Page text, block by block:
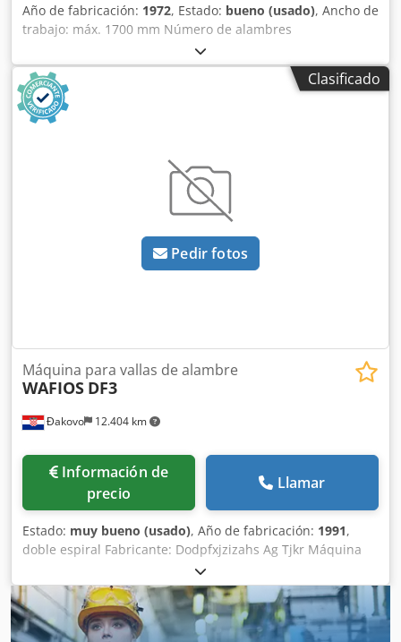
Año de fabricación: 1972, Estado: bueno (usado), Ancho de
trabajo: máx. 1700 mm Número de alambres
longitudinales: máx. 16 Grosor del alambre longitudinal:
2,5 - 3,25 mm Grosor del alambre de borde: máx. 4,0 mm
Dedpjg Ryvwofx Ag Tjkr Grosor del alambre transversal:
máx. 3,25 mm Grosor del alambre: alambres de unión:
máx. 3,25 mm
Clasificado
Pedir fotos
Đakovo 12.404 km
Máquina para vallas de alambre
WAFIOS DF3
Información de
precio
Llamar
Estado: muy bueno (usado), Año de fabricación: 1991,
doble espiral Fabricante: Dodpfxjzizahs Ag Tjkr Máquina
para fabricar vallas de malla metálica WAFIOS Modelo: DF3
Año de fabricación: 1991 Diámetro del alambre: 1,5-2,8
mm Ancho de la malla: 20-70 mm Ancho de trabajo: 2000
mm Capacidad – m²/hora: 170 Ubicación: Europa